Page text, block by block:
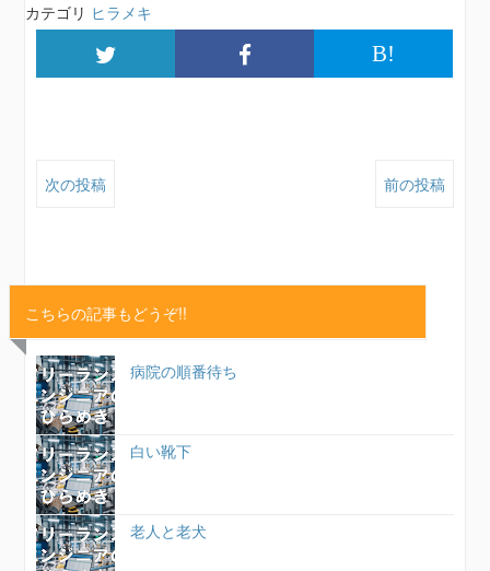
カテゴリ ヒラメキ
B!
次の投稿 前の投稿
こちらの記事もどうぞ!!
病院の順番待ち
白い靴下
老人と老犬